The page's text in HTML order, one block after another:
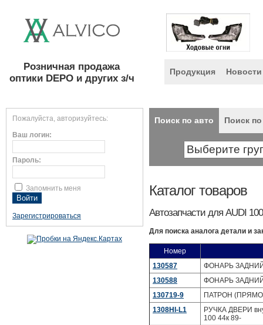
Розничная продажа
оптики DEPO и других з/ч
Продукция Новости
Пожалуйста, авторизуйтесь:
Ваш логин:
Пароль:
Запомнить меня
Зарегистрироваться
Поиск по авто Поиск
Каталог товаров
Автозапчасти для AUDI
Для поиска аналога детали и
Номер
130587
ФОНАРЬ ЗАДНИЙ
130588
ФОНАРЬ ЗАДНИЙ
130719-9
ПАТРОН
1308HI-L1
РУЧКА ДВЕРИ
100 44к 89-